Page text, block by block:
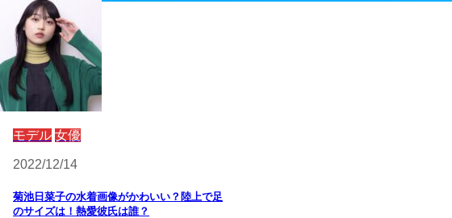
モデル 女優
2022/12/14
菊池日菜子の水着画像がかわいい？陸上で足
のサイズは！熱愛彼氏は誰？